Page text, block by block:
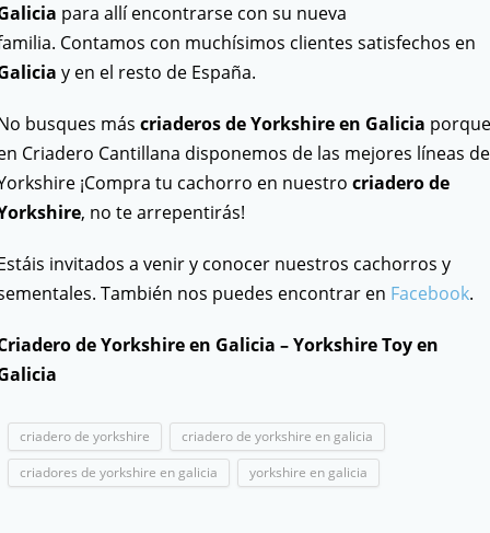
para allí encontrarse con su nueva
Contamos con muchísimos clientes satisfechos en
y en el resto de España.
busques más criaderos de Yorkshire en Galicia porque
Criadero Cantillana disponemos de las mejores líneas
¡Compra tu cachorro en nuestro criadero de
, no te arrepentirás!
invitados a venir y conocer nuestros cachorros y
También nos puedes encontrar en Facebook.
de Yorkshire en Galicia – Yorkshire Toy en
criadero de yorkshire
criadero de yorkshire en galicia
criadores de yorkshire en galicia
yorkshire en galicia